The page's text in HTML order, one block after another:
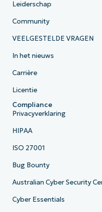
Leiderschap
Community
VEELGESTELDE VRAGEN
In het nieuws
Carrière
Licentie
Compliance
Privacyverklaring
HIPAA
ISO 27001
Bug Bounty
Australian Cyber Security
Cyber Essentials